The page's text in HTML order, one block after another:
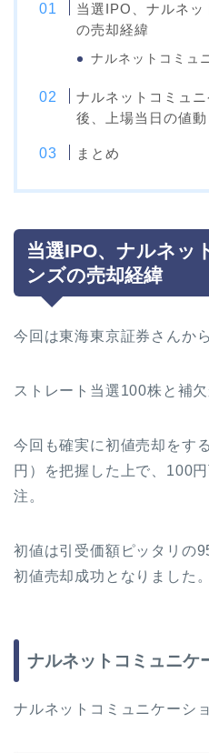
当選IPO、ナルネ
の売却経緯
ナルネットコミュ
ナルネットコミュ
後、上場当日の値動
まとめ
当選IPO、ナルネッ
ンズの売却経緯
今回は東海東京証券さんか
ストレート当選100株と補
今回も確実に初値売却をす
円）を把握した上で、100
注。
初値は引受価額ピッタリの
初値売却成功となりました。
ナルネットコミュニケ
ナルネットコミュニケーシ